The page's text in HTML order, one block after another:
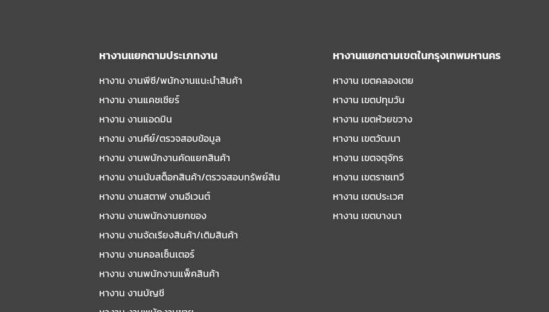
หางานแยกตามประเภทงาน
หางาน งานพีซี/พนักงานแนะนําสินค้า
หางาน งานแคชเชียร์
หางาน งานแอดมิน
หางาน งานคีย์/ตรวจสอบข้อมูล
หางาน งานพนักงานคัดแยกสินค้า
หางาน งานนับสต็อกสินค้า/ตรวจสอบทรัพย์สิน
หางาน งานสตาฟ งานอีเวนต์
หางาน งานพนักงานยกของ
หางาน งานจัดเรียงสินค้า/เติมสินค้า
หางาน งานคอลเซ็นเตอร์
หางาน งานพนักงานแพ็คสินค้า
หางาน งานบัญชี
หางานแยกตามเขตในกรุงเทพมหานคร
หางาน เขตคลองเตย
หางาน เขตปทุมวัน
หางาน เขตห้วยขวาง
หางาน เขตวัฒนา
หางาน เขตจตุจักร
หางาน เขตราชเทวี
หางาน เขตประเวศ
หางาน เขตบางนา